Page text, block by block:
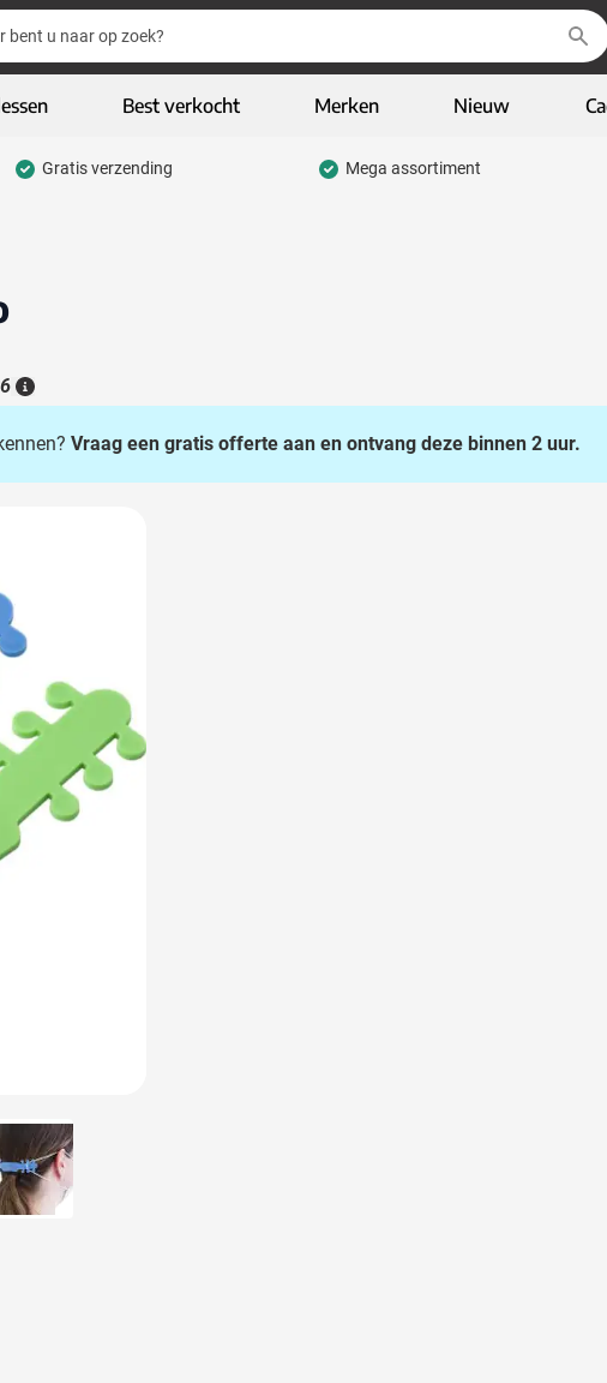
geschenken categorie
tech & multimedia categorie
& drinken categorie
& Wellness categorie
& lampen categorie
categorie
categorie
categorie
& specials categorie
Best verkocht Merken Nieuw
Gratis verzending Mega assortiment
Details
Vraag een gratis offerte aan en ontvang deze binnen 2 uur.
image
View larger image